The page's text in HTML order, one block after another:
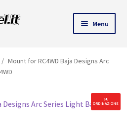
Menu
/ Mount for RC4WD Baja Designs Arc
SU
ORDINAZIONE